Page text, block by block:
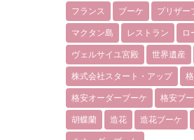
フランス ブーケ プリザー
マクタン島 レストラン ロ
ヴェルサイユ宮殿 世界遺産
株式会社スタート・アップ
格安オーダーブーケ 格安ブ
胡蝶蘭 造花 造花ブーケ